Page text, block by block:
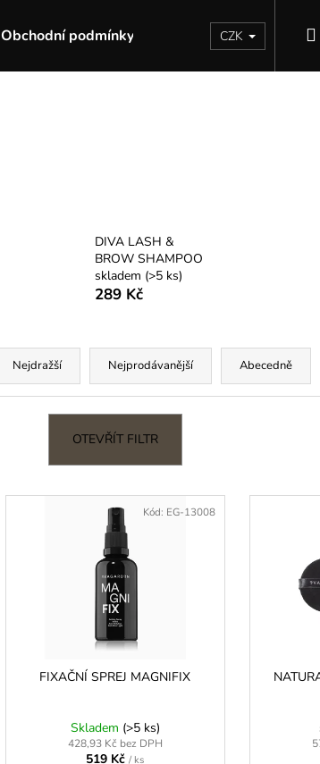
Obchodní podmínky KontaktyCZK
DIVA LASH &
BROW SHAMPOO
skladem (>5 ks)
289 Kč
Nejdražší Nejprodávanější Abecedně
OTEVŘÍT FILTR
FIXAČNÍ SPREJ MAGNIFIX
Skladem (>5 ks)
428,93 Kč bez DPH
519 Kč/ ks
Kód: EG-13008